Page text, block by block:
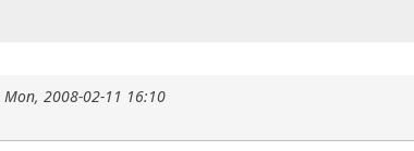
Mon, 2008-02-11 16:10